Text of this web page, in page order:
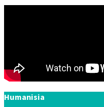
Humanisia